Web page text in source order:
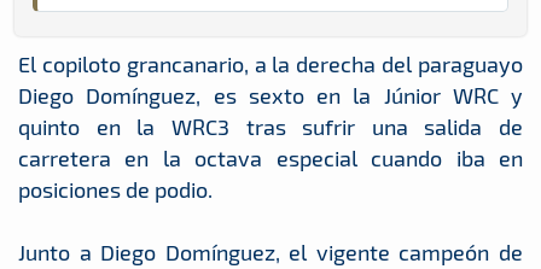
El copiloto grancanario, a la derecha del paraguayo
Diego Domínguez, es sexto en la Júnior WRC y
quinto en la WRC3 tras sufrir una salida de
carretera en la octava especial cuando iba en
posiciones de podio.
Junto a Diego Domínguez, el vigente campeón de